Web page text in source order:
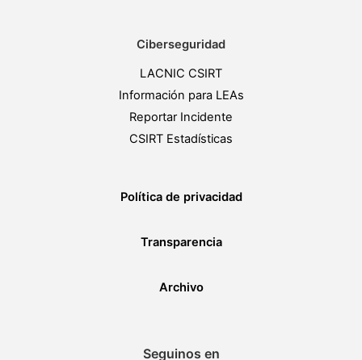
Ciberseguridad
LACNIC CSIRT
Información para LEAs
Reportar Incidente
CSIRT Estadísticas
Política de privacidad
Transparencia
Archivo
Seguinos en